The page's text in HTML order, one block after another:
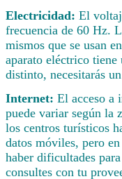
Electricidad: El
frecuencia de 60 Hz.
mismos que se usan
aparato eléctrico
distinto, necesitarás
Internet: El acceso a
puede variar según la
los centros turísticos
datos móviles, pero
haber dificultades
consultes con tu